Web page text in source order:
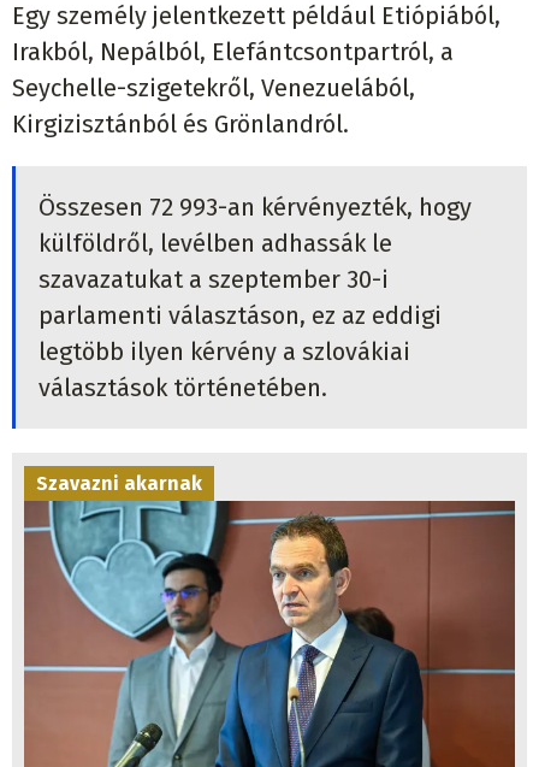
Egy személy jelentkezett például Etiópiából,
Irakból, Nepálból, Elefántcsontpartról, a
Seychelle-szigetekről, Venezuelából,
Kirgizisztánból és Grönlandról.
Összesen 72 993-an kérvényezték, hogy
külföldről, levélben adhassák le
szavazatukat a szeptember 30-i
parlamenti választáson, ez az eddigi
legtöbb ilyen kérvény a szlovákiai
választások történetében.
Szavazni akarnak